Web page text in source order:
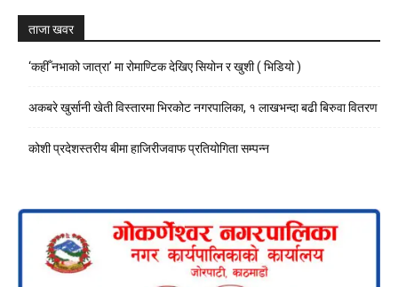
ताजा खवर
‘कहीँ नभाको जात्रा’ मा रोमाण्टिक देखिए सियोन र खुशी ( भिडियो )
अकबरे खुर्सानी खेती विस्तारमा भिरकोट नगरपालिका, १ लाखभन्दा बढी बिरुवा वितरण
कोशी प्रदेशस्तरीय बीमा हाजिरीजवाफ प्रतियोगिता सम्पन्न